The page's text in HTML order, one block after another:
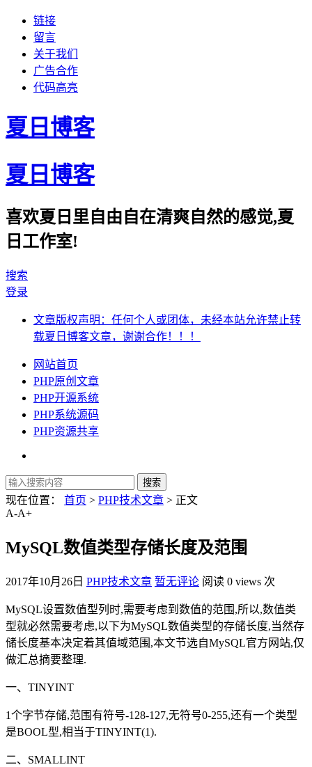
链接
留言
关于我们
广告合作
代码高亮
夏日博客
夏日博客
喜欢夏日里自由自在清爽自然的感觉,夏
日工作室!
搜索
登录
文章版权声明：任何个人或团体，未经本站允许禁止转
载夏日博客文章，谢谢合作！！！
网站首页
PHP原创文章
PHP开源系统
PHP系统源码
PHP资源共享
现在位置： 首页 > PHP技术文章 > 正文
A-A+
MySQL数值类型存储长度及范围
2017年10月26日 PHP技术文章 暂无评论 阅读 0 views 次
MySQL设置数值型列时,需要考虑到数值的范围,所以,数值类
型就必然需要考虑,以下为MySQL数值类型的存储长度,当然存
储长度基本决定着其值域范围,本文节选自MySQL官方网站,仅
做汇总摘要整理.
一、TINYINT
1个字节存储,范围有符号-128-127,无符号0-255,还有一个类型
是BOOL型,相当于TINYINT(1).
二、SMALLINT